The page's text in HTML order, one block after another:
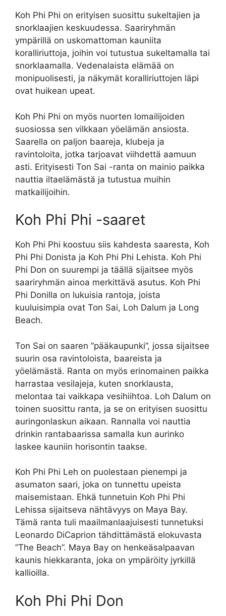
Koh Phi Phi on erityisen suosittu sukeltajien ja
snorklaajien keskuudessa. Saariryhmän
ympärillä on uskomattoman kauniita
koralliriuttoja, joihin voi tutustua sukeltamalla tai
snorklaamalla. Vedenalaista elämää on
monipuolisesti, ja näkymät koralliriuttojen läpi
ovat huikean upeat.
Koh Phi Phi on myös nuorten lomailijoiden
suosiossa sen vilkkaan yöelämän ansiosta.
Saarella on paljon baareja, klubeja ja
ravintoloita, jotka tarjoavat viihdettä aamuun
asti. Erityisesti Ton Sai -ranta on mainio paikka
nauttia iltaelämästä ja tutustua muihin
matkailijoihin.
Koh Phi Phi -saaret
Koh Phi Phi koostuu siis kahdesta saaresta, Koh
Phi Phi Donista ja Koh Phi Phi Lehista. Koh Phi
Phi Don on suurempi ja täällä sijaitsee myös
saariryhmän ainoa merkittävä asutus. Koh Phi
Phi Donilla on lukuisia rantoja, joista
kuuluisimpia ovat Ton Sai, Loh Dalum ja Long
Beach.
Ton Sai on saaren ”pääkaupunki”, jossa sijaitsee
suurin osa ravintoloista, baareista ja
yöelämästä. Ranta on myös erinomainen paikka
harrastaa vesilajeja, kuten snorklausta,
melontaa tai vaikkapa vesihiihtoa. Loh Dalum on
toinen suosittu ranta, ja se on erityisen suosittu
auringonlaskun aikaan. Rannalla voi nauttia
drinkin rantabaarissa samalla kun aurinko
laskee kauniin horisontin taakse.
Koh Phi Phi Leh on puolestaan pienempi ja
asumaton saari, joka on tunnettu upeista
maisemistaan. Ehkä tunnetuin Koh Phi Phi
Lehissa sijaitseva nähtävyys on Maya Bay.
Tämä ranta tuli maailmanlaajuisesti tunnetuksi
Leonardo DiCaprion tähdittämästä elokuvasta
”The Beach”. Maya Bay on henkeäsalpaavan
kaunis hiekkaranta, joka on ympäröity jyrkillä
kallioilla.
Koh Phi Phi Don